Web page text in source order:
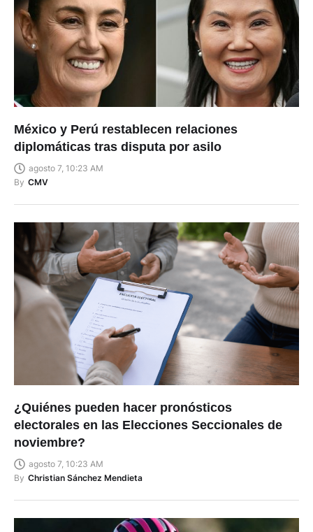
México y Perú restablecen relaciones
diplomáticas tras disputa por asilo
agosto 7, 10:23 AM
By CMV
¿Quiénes pueden hacer pronósticos
electorales en las Elecciones Seccionales de
noviembre?
agosto 7, 10:23 AM
By Christian Sánchez Mendieta